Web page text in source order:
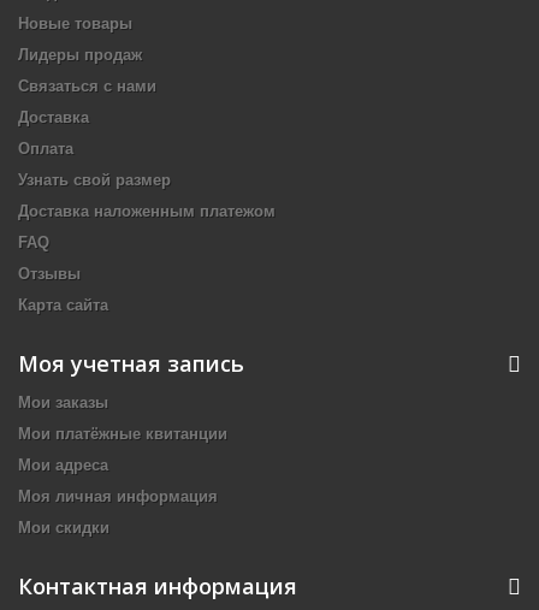
Новые товары
Лидеры продаж
Связаться с нами
Доставка
Оплата
Узнать свой размер
Доставка наложенным платежом
FAQ
Отзывы
Карта сайта
Моя учетная запись
Мои заказы
Мои платёжные квитанции
Мои адреса
Моя личная информация
Мои скидки
Контактная информация